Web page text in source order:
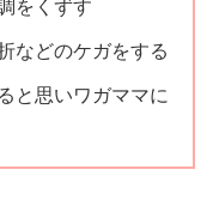
をくずす
などのケガをする
と思いワガママに